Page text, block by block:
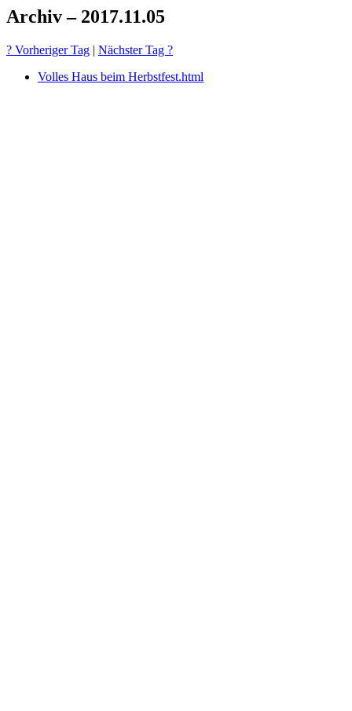
Archiv – 2017.11.05
? Vorheriger Tag | Nächster Tag ?
Volles Haus beim Herbstfest.html